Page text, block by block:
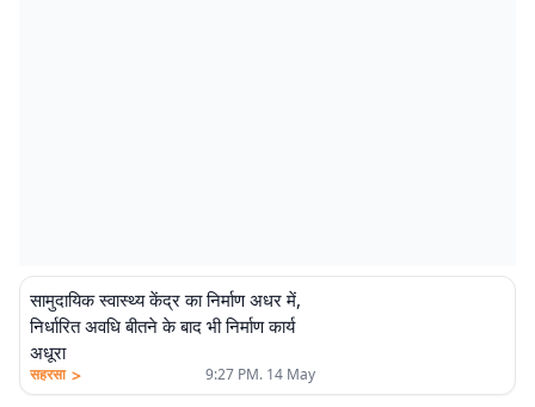
सामुदायिक स्वास्थ्य केंद्र का निर्माण अधर में,
निर्धारित अवधि बीतने के बाद भी निर्माण कार्य
अधूरा
सहरसा > 9:27 PM. 14 May